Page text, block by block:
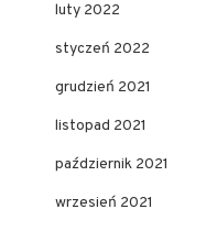
luty 2022
styczeń 2022
grudzień 2021
listopad 2021
październik 2021
wrzesień 2021